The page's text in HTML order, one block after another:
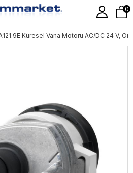
0
Küresel Vana Motoru AC/DC 24 V,